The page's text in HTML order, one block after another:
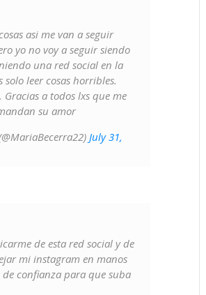
asi me van a seguir
yo no voy a seguir siendo
una red social en la
solo leer cosas horribles.
Gracias a todos lxs que me
su amor
July 31,
de esta red social y de
mi instagram en manos
confianza para que suba